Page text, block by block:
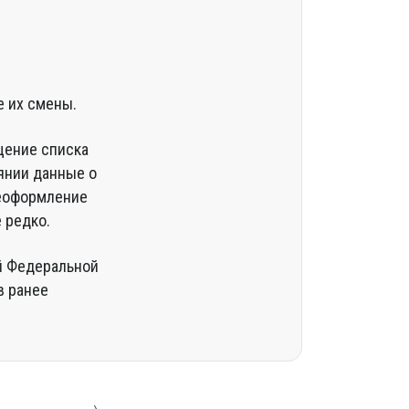
их смены.
списка
данные о
редко.
Федеральной
ранее